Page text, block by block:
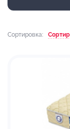
Сортировка: